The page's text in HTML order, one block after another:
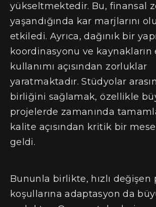
yükseltmektedir. Bu, finansal
yaşandığında kar marjlarını
etkiledi. Ayrıca, dağınık bir
koordinasyonu ve kaynakların
kullanımı açısından zorluklar
yaratmaktadır. Stüdyolar
birliğini sağlamak, özellikle
projelerde zamanında
kalite açısından kritik bir
geldi.
Bununla birlikte, hızlı değişen
koşullarına adaptasyon da